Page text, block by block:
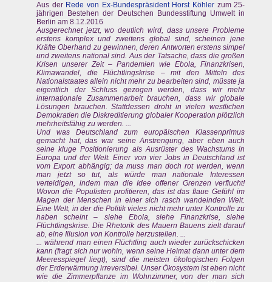
Aus der Rede von Ex-Bundespräsident Horst Köhlerzum 25-
jährigen Bestehen der Deutschen Bundesstiftung Umwelt in
Berlin am 8.12.2016
Ausgerechnet jetzt, wo deutlich wird, dass unsere Probleme
erstens komplex und zweitens global sind, scheinen jene
Kräfte Oberhand zu gewinnen, deren Antworten erstens simpel
und zweitens national sind. Aus der Tatsache, dass die großen
Krisen unserer Zeit – Pandemien wie Ebola, Finanzkrisen,
Klimawandel, die Flüchtlingskrise – mit den Mitteln des
Nationalstaates allein nicht mehr zu bearbeiten sind, müsste ja
eigentlich der Schluss gezogen werden, dass wir mehr
internationale Zusammenarbeit brauchen, dass wir globale
Lösungen brauchen. Stattdessen droht in vielen westlichen
Demokratien die Diskreditierung globaler Kooperation plötzlich
mehrheitsfähig zu werden. ...
Und was Deutschland zum europäischen Klassenprimus
gemacht hat, das war seine Anstrengung, aber eben auch
seine kluge Positionierung als Ausrüster des Wachstums in
Europa und der Welt. Einer von vier Jobs in Deutschland ist
vom Export abhängig; da muss man doch rot werden, wenn
man jetzt so tut, als würde man nationale Interessen
verteidigen, indem man die Idee offener Grenzen verflucht!
Wovon die Populisten profitieren, das ist das flaue Gefühl im
Magen der Menschen in einer sich rasch wandelnden Welt.
Eine Welt, in der die Politik vieles nicht mehr unter Kontrolle zu
haben scheint – siehe Ebola, siehe Finanzkrise, siehe
Flüchtlingskrise. Die Rhetorik des Mauern Bauens zielt darauf
ab, eine Illusion von Kontrolle herzustellen. ...
... während man einen Flüchtling auch wieder zurückschicken
kann (fragt sich nur wohin, wenn seine Heimat dann unter dem
Meeresspiegel liegt), sind die meisten ökologischen Folgen
der Erderwärmung irreversibel. Unser Ökosystem ist eben nicht
wie die Zimmerpflanze im Wohnzimmer, von der man sich